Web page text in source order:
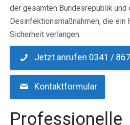
der gesamten Bundesrepublik
Desinfektionsmaßnahmen, die ein
Sicherheit verlangen.
Jetzt anrufen 0341 /
Kontaktformular
Professionelle